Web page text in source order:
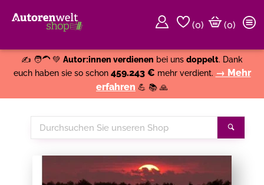
(0)
(0)
✍️ 🧑‍🦱 💚 Autor:innen verdienen bei uns doppelt. Dank
euch haben sie so schon 459.243 € mehr verdient. → Mehr
erfahren 💪 📚 🙏
Durchsuchen
Sie